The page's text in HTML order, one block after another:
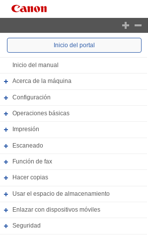
Inicio del portal
Inicio del manual
Acerca de la máquina
Configuración
Operaciones básicas
Impresión
Escaneado
Función de fax
Hacer copias
Usar el espacio de almacenamiento
Enlazar con dispositivos móviles
Seguridad